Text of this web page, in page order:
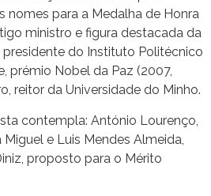
nomes para a Medalha de Honra
ministro e figura destacada da
presidente do Instituto Politécnico
prémio Nobel da Paz (2007,
reitor da Universidade do Minho.
contempla: António Lourenço,
e Luis Mendes Almeida,
proposto para o Mérito